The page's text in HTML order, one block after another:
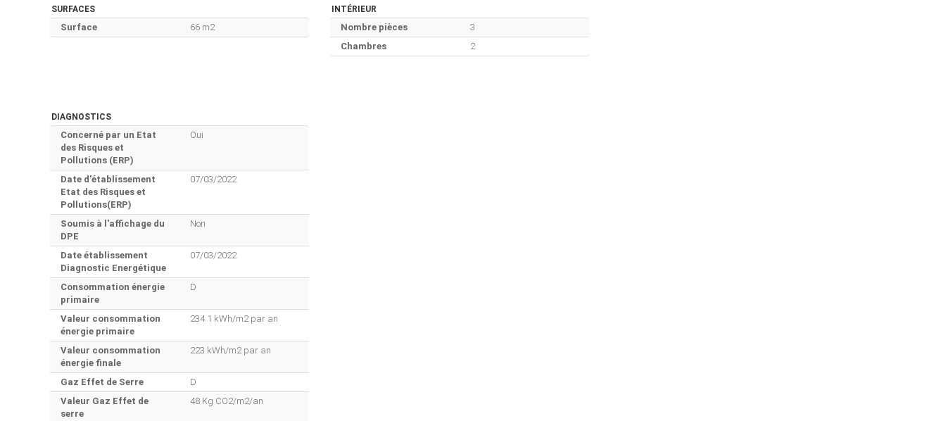
SURFACES
Surface 66 m2
INTÉRIEUR
Nombre pièces
3
Chambres
2
DIAGNOSTICS
Concerné par un Etat
des Risques et
Pollutions (ERP)
Oui
Date d'établissement
Etat des Risques et
Pollutions(ERP)
07/03/2022
Soumis à l'affichage du
DPE
Non
Date établissement
Diagnostic Energétique
07/03/2022
Consommation énergie
primaire
D
Valeur consommation
énergie primaire
234.1 kWh/m2 par an
Valeur consommation
énergie finale
223 kWh/m2 par an
Gaz Effet de Serre
D
Valeur Gaz Effet de
serre
48 Kg CO2/m2/an